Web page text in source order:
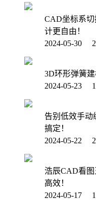
CAD坐标系
计更自由！
2024-05-30
3D环形弹簧建
2024-05-23
告别低效手动
搞定！
2024-05-22
浩辰CAD看
高效！
2024-05-17